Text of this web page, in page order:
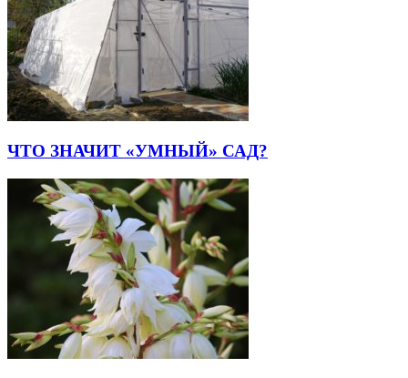
ЧТО ЗНАЧИТ «УМНЫЙ» САД?